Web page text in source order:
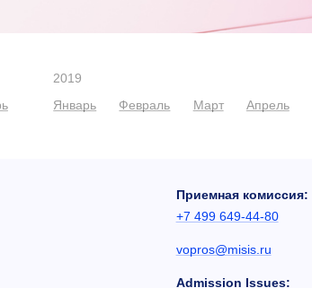
2019
Январь
Февраль Март Апрель
Приемная комиссия:
+7 499 649-44-80
vopros@misis.ru
Admission Issues: